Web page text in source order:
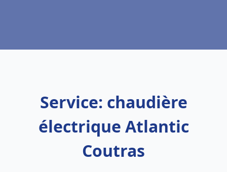
Service: chaudière
électrique Atlantic
Coutras